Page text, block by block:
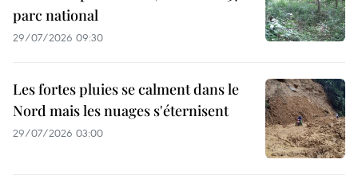
parc national
29/07/2026 09:30
Les fortes pluies se calment dans le
Nord mais les nuages s'éternisent
29/07/2026 03:00